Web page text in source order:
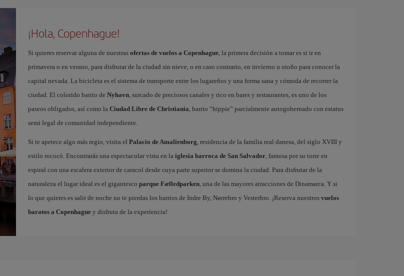
¡Hola, Copenhague!
Si quieres reservar alguna de nuestras ofertas de vuelos a Copenhague, la primera decisión a tomar es si ir en
primavera o en verano, para disfrutar de la ciudad sin nieve, o en caso contrario, en invierno u otoño para conocer la
capital nevada. La bicicleta es el sistema de transporte entre los lugareños y una forma sana y cómoda de recorrer la
ciudad. El colorido barrio de Nyhavn, surcado de preciosos canales y rico en bares y restaurantes, es uno de los
paseos obligados, así como la Ciudad Libre de Christiania, barrio “hippie” parcialmente autogobernado con estatus
semi legal de comunidad independiente.
Si te apetece algo más regio, visita el Palacio de Amalienborg, residencia de la familia real danesa, del siglo XVIII y
estilo rococó. Encontrarás una espectacular vista en la iglesia barroca de San Salvador, famosa por su torre en
espiral con una escalera exterior de caracol desde cuya parte superior se domina la ciudad. Para disfrutar de la
naturaleza el lugar ideal es el gigantesco parque Fælledparken, una de las mayores atracciones de Dinamarca. Y si
lo que quieres es salir de noche no te pierdas los barrios de Indre By, Nørrebro y Vesterbro. ¡Reserva nuestros vuelos
baratos a Copenhaguey disfruta de la experiencia!